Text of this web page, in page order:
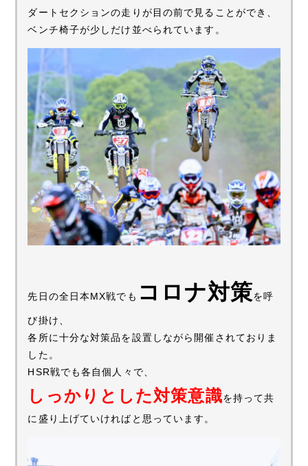
ダートセクションの走りが目の前で見ることができ、
ベンチ椅子が少しだけ並べられています。
先日の全日本MX戦でも コロナ対策を呼
び掛け、
各所に十分な対策品を設置しながら開催されておりま
した。
HSR戦でも各自個人々で、
しっかりとした対策意識を持って共
に盛り上げていければと思っています。